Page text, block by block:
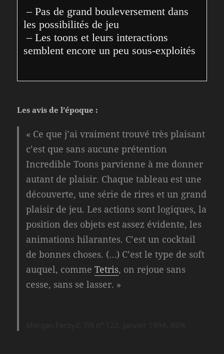
– Pas de grand bouleversement dans
les possibilités de jeu
– Les toons et leurs interactions
semblent encore un peu sous-exploités
Les avis de l’époque :
« Ce que j’ai vraiment trouvé très plaisant
c’est que sans aucune prétention
Incredible Toons parvienne à me donner
autant de plaisir. Chaque tableau est une
découverte, une série de rires et un grand
plaisir de jeu. Les actions sont logiques, la
position des objets est assez évidente, les
animations hilarantes. C’est un cocktail
de bonnes choses. (…) C’est le type de soft
auquel, commeTetris, on rejoue sans
cesse, sans se lasser. »